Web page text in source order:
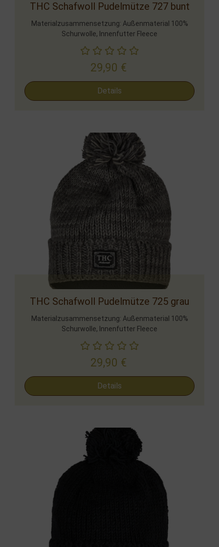
THC Schafwoll Pudelmütze 727 bunt
Materialzusammensetzung: Außenmaterial 100%
Schurwolle, Innenfutter Fleece
29,90 €
Details
THC Schafwoll Pudelmütze 725 grau
Materialzusammensetzung: Außenmaterial 100%
Schurwolle, Innenfutter Fleece
29,90 €
Details